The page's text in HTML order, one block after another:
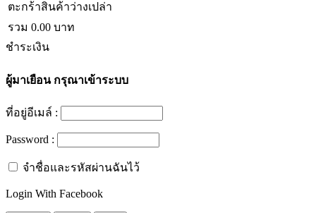
ตะกร้าสินค้าว่างเปล่า
รวม 0.00 บาท
ชำระเงิน
ผู้มาเยือนกรุณาเข้าระบบ
ที่อยู่อีเมล์ :
Password :
จำชื่อและรหัสผ่านฉันไว้
Login With Facebook